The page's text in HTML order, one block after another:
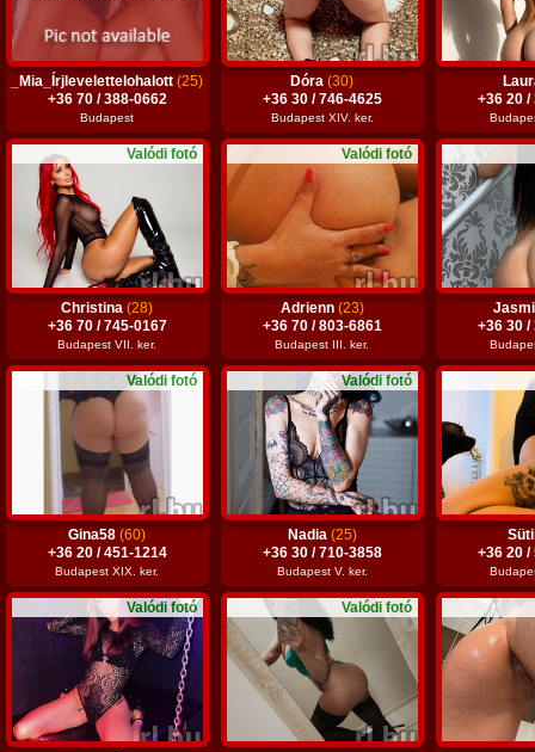
_Mia_Írjlevelettelohalott(25)
+36 70 / 388-0662
Budapest
Dóra(30)
+36 30 / 746-4625
Budapest XIV. ker.
+36 20 /
Valódi fotó
Christina(28)
+36 70 / 745-0167
Budapest VII. ker.
Valódi fotó
Adrienn (23)
+36 70 / 803-6861
Budapest III. ker.
+36 30 /
Valódi fotó
Gina58(60)
+36 20 / 451-1214
Budapest XIX. ker.
Valódi fotó
Nadia (25)
+36 30 / 710-3858
Budapest V. ker.
+36 20 /
Valódi fotó Valódi fotó